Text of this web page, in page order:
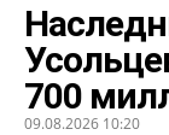
700
09.08.2026 10:20